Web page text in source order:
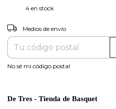
4 en stock
Entregas para el CP:
Medios de envío
No sé mi código postal
De Tres - Tienda de Basquet